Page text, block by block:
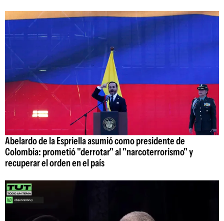
Abelardo de la Espriella asumió como presidente de
Colombia: prometió "derrotar" al "narcoterrorismo" y
recuperar el orden en el país